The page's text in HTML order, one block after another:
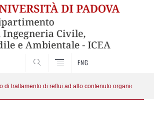
ENG
di trattamento di reflui ad alto contenuto organico